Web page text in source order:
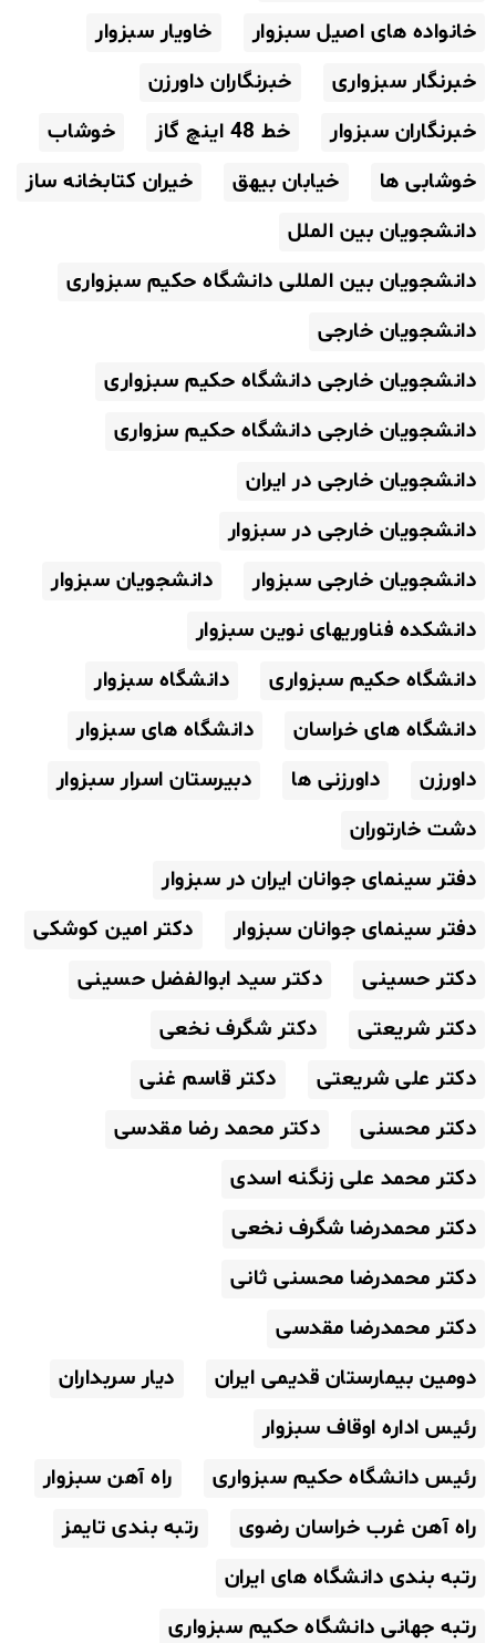
خانواده های اصیل سبزوار
خاویار سبزوار
خبرنگار سبزواری
خبرنگاران داورزن
خبرنگاران سبزوار
خط 48 اینچ گاز
خوشاب
خوشابی ها
خیابان بیهق
خیران کتابخانه ساز
دانشجویان بین الملل
دانشجویان بین المللی دانشگاه حکیم سبزواری
دانشجویان خارجی
دانشجویان خارجی دانشگاه حکیم سبزواری
دانشجویان خارجی دانشگاه حکیم سزواری
دانشجویان خارجی در ایران
دانشجویان خارجی در سبزوار
دانشجویان خارجی سبزوار
دانشجویان سبزوار
دانشکده فناوریهای نوین سبزوار
دانشگاه حکیم سبزواری
دانشگاه سبزوار
دانشگاه های خراسان
دانشگاه های سبزوار
داورزن
داورزنی ها
دبیرستان اسرار سبزوار
دشت خارتوران
دفتر سینمای جوانان ایران در سبزوار
دفتر سینمای جوانان سبزوار
دکتر امین کوشکی
دکتر حسینی
دکتر سید ابوالفضل حسینی
دکتر شریعتی
دکتر شگرف نخعی
دکتر علی شریعتی
دکتر قاسم غنی
دکتر محسنی
دکتر محمد رضا مقدسی
دکتر محمد علی زنگنه اسدی
دکتر محمدرضا شگرف نخعی
دکتر محمدرضا محسنی ثانی
دکتر محمدرضا مقدسی
دومین بیمارستان قدیمی ایران
دیار سربداران
رئیس اداره اوقاف سبزوار
رئیس دانشگاه حکیم سبزواری
راه آهن سبزوار
راه آهن غرب خراسان رضوی
رتبه بندی تایمز
رتبه بندی دانشگاه های ایران
رتبه جهانی دانشگاه حکیم سبزواری